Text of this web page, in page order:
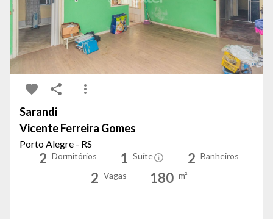
Sarandi
Vicente Ferreira Gomes
Porto Alegre - RS
2 Dormitórios 1 Suíte 2 Banheiros
2 Vagas 180 m²